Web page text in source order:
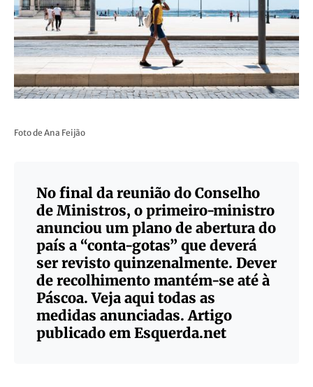
Foto de Ana Feijão
No final da reunião do Conselho
de Ministros, o primeiro-ministro
anunciou um plano de abertura do
país a “conta-gotas” que deverá
ser revisto quinzenalmente. Dever
de recolhimento mantém-se até à
Páscoa. Veja aqui todas as
medidas anunciadas. Artigo
publicado em Esquerda.net